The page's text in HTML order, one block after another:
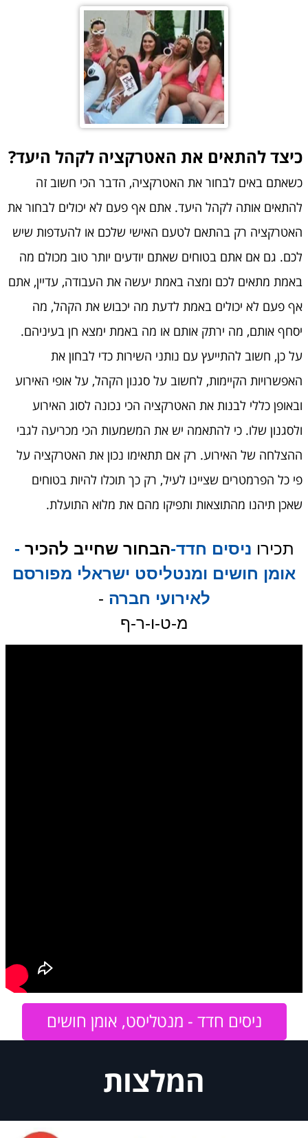
כיצד להתאים את האטרקציה לקהל היעד?
כשאתם באים לבחור את האטרקציה, הדבר הכי חשוב זה
להתאים אותה לקהל היעד. אתם אף פעם לא יכולים לבחור את
האטרקציה רק בהתאם לטעם האישי שלכם או להעדפות שיש
לכם. גם אם אתם בטוחים שאתם יודעים יותר טוב מכולם מה
באמת מתאים לכם ומצה באמת יעשה את העבודה, עדיין, אתם
אף פעם לא יכולים באמת לדעת מה יכבוש את הקהל, מה
יסחף אותם, מה ירתק אותם או מה באמת ימצא חן בעיניהם.
על כן, חשוב להתייעץ עם נותני השירות כדי לבחון את
האפשרויות הקיימות, לחשוב על סגנון הקהל, על אופי האירוע
ובאופן כללי לבנות את האטרקציה הכי נכונה לסוג האירוע
ולסגנון שלו. כי להתאמה יש את המשמעות הכי מכריעה לגבי
ההצלחה של האירוע. רק אם תתאימו נכון את האטרקציה על
פי כל הפרמטרים שציינו לעיל, רק כך תוכלו להיות בטוחים
שאכן תיהנו מהתוצאות ותפיקו מהם את מלוא התועלת.
תכירו ניסים חדד-הבחור שחייב להכיר -
אומן חושים ומנטליסט ישראלי מפורסם
לאירועי חברה -
מ-ט-ו-ר-ף
ניסים חדד - מנטליסט, אומן חושים
המלצות